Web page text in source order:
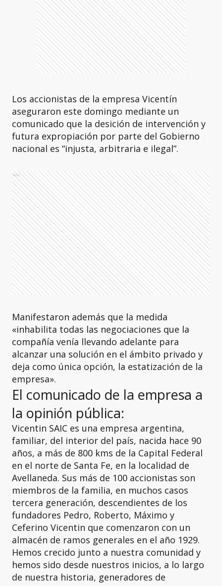
Los accionistas de la empresa Vicentín
aseguraron este domingo mediante un
comunicado que la desición de intervención y
futura expropiación por parte del Gobierno
nacional es “injusta, arbitraria e ilegal”.
Ads
Manifestaron además que la medida
«inhabilita todas las negociaciones que la
compañía venía llevando adelante para
alcanzar una solución en el ámbito privado y
deja como única opción, la estatización de la
empresa».
El comunicado de la empresa a
la opinión pública:
Vicentin SAIC es una empresa argentina,
familiar, del interior del país, nacida hace 90
años, a más de 800 kms de la Capital Federal
en el norte de Santa Fe, en la localidad de
Avellaneda. Sus más de 100 accionistas son
miembros de la familia, en muchos casos
tercera generación, descendientes de los
fundadores Pedro, Roberto, Máximo y
Ceferino Vicentin que comenzaron con un
almacén de ramos generales en el año 1929.
Hemos crecido junto a nuestra comunidad y
hemos sido desde nuestros inicios, a lo largo
de nuestra historia, generadores de